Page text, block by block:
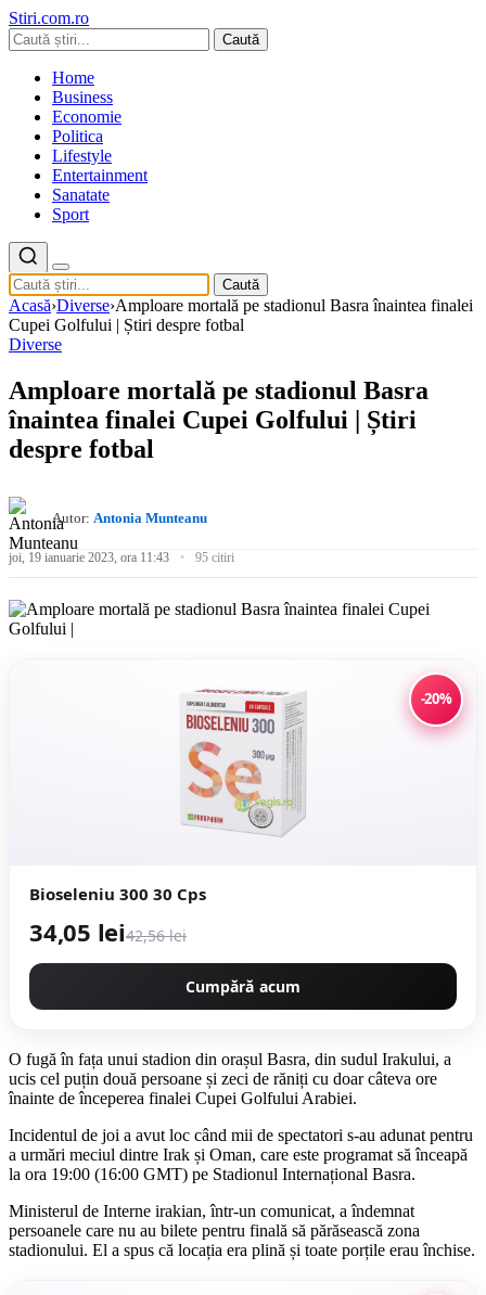
Stiri.com.ro
Caută
Home
Business
Economie
Politica
Lifestyle
Entertainment
Sanatate
Sport
Caută
Acasă›Diverse›Amploare mortală pe stadionul Basra înaintea finalei
Cupei Golfului | Știri despre fotbal
Diverse
Amploare mortală pe stadionul Basra
înaintea finalei Cupei Golfului | Știri
despre fotbal
Autor: Antonia Munteanu
joi, 19 ianuarie 2023, ora 11:43 95 citiri
-20%
Bioseleniu 300 30 Cps
34,05 lei42,56 lei
Cumpără acum
O fugă în fața unui stadion din orașul Basra, din sudul Irakului, a
ucis cel puțin două persoane și zeci de răniți cu doar câteva ore
înainte de începerea finalei Cupei Golfului Arabiei.
Incidentul de joi a avut loc când mii de spectatori s-au adunat pentru
a urmări meciul dintre Irak și Oman, care este programat să înceapă
la ora 19:00 (16:00 GMT) pe Stadionul Internațional Basra.
Ministerul de Interne irakian, într-un comunicat, a îndemnat
persoanele care nu au bilete pentru finală să părăsească zona
stadionului. El a spus că locația era plină și toate porțile erau închise.